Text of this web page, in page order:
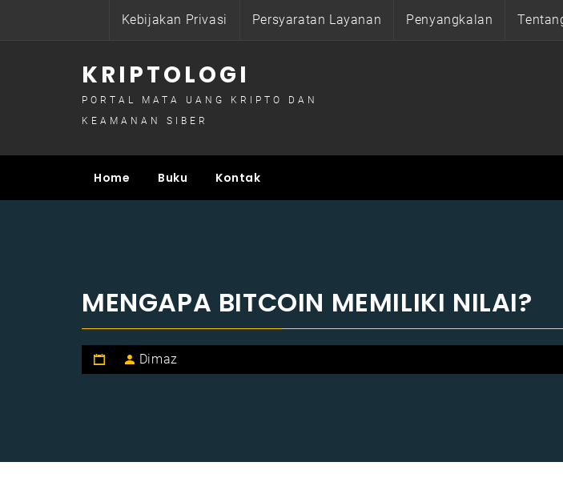
Kebijakan Privasi Persyaratan Layanan Penyangkalan
KRIPTOLOGI
PORTAL MATA UANG KRIPTO DAN
KEAMANAN SIBER
Home Buku Kontak
MENGAPA BITCOIN MEMILIKI NILAI?
Dimaz